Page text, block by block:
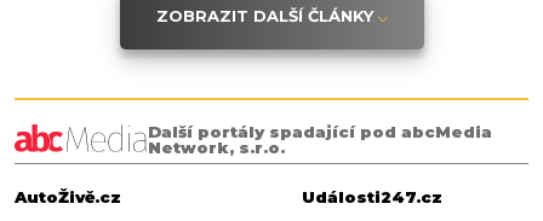
ZOBRAZIT DALŠÍ ČLÁNKY
Další portály spadající pod abcMedia
Network, s.r.o.
AutoŽivě.cz
Události247.cz